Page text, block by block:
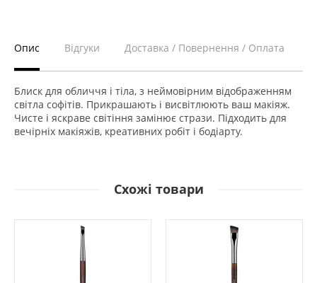
Опис Відгуки Доставка / Повернення / Оплата
Блиск для обличчя і тіла, з неймовірним відображенням
світла софітів. Прикрашають і висвітлюють ваш макіяж.
Чисте і яскраве світіння замінює стрази. Підходить для
вечірніх макіяжів, креативних робіт і бодіарту.
Схожі товари